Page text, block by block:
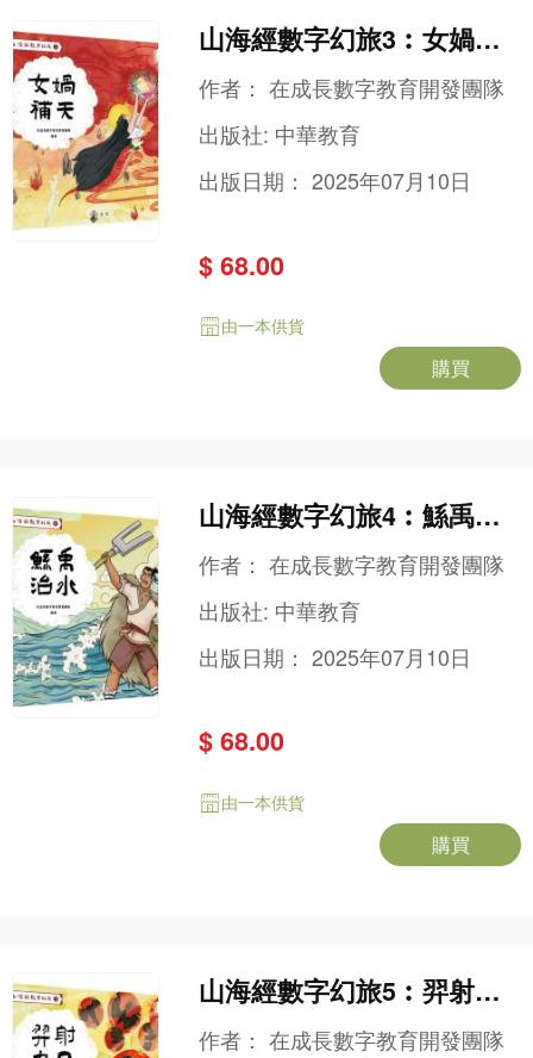
山海經數字幻旅3︰女媧補
天
作者：在成長數字教育開發團隊
出版社: 中華教育
出版日期：2025年07月10日
$ 68.00
由一本供貨
購買
山海經數字幻旅4︰鯀禹治
水
作者：在成長數字教育開發團隊
出版社: 中華教育
出版日期：2025年07月10日
$ 68.00
由一本供貨
購買
山海經數字幻旅5︰羿射九
日
作者：在成長數字教育開發團隊